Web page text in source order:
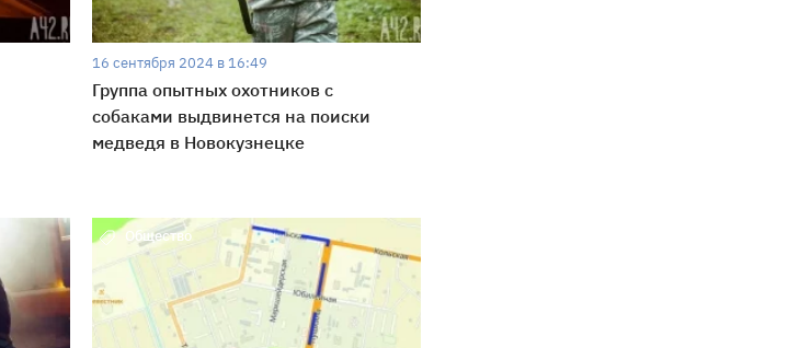
16 сентября 2024 в 16:49
Группа опытных охотников с
собаками выдвинется на поиски
медведя в Новокузнецке
Общество